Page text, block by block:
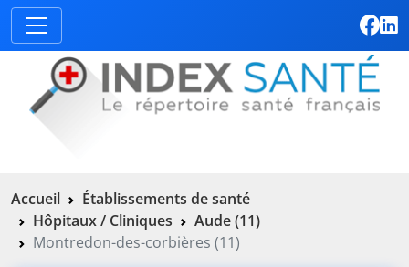
Accueil
Établissements de santé
Hôpitaux / Cliniques
Aude (11)
Montredon-des-corbières (11)